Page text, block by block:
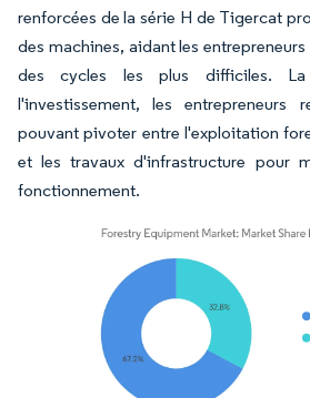
renforcées de la série H de Tigercat
des machines, aidant les
des cycles les plus difficiles. La
l'investissement, les entrepreneurs
pouvant pivoter entre l'exploitation
et les travaux d'infrastructure pour
fonctionnement.